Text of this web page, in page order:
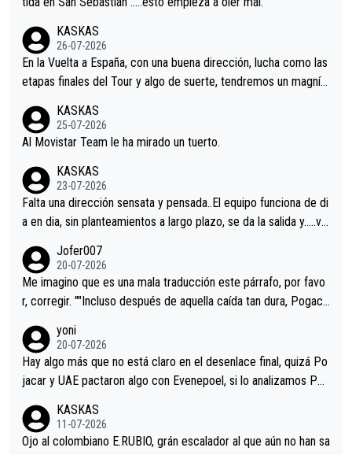
KASKAS
26-07-2026
En la Vuelta a España, con una buena dirección, lucha como las
etapas finales del Tour y algo de suerte, tendremos un magnífi
KASKAS
25-07-2026
Al Movistar Team le ha mirado un tuerto.
KASKAS
23-07-2026
Falta una dirección sensata y pensada..El equipo funciona de di
a en dia, sin planteamientos a largo plazo, se da la salida y…..ve
Minguez, Velez etc etc.Me da pena vivir estos momentos tan
tristes sin victorias.
Jofer007
20-07-2026
Me imagino que es una mala traducción este párrafo, por favo
r, corregir. ""Incluso después de aquella caída tan dura, Pogaca
permaneció pegado a su rueda. Parecía increíble la forma en l
a que era capaz de controlar el miedo", recordó."
yoni
20-07-2026
Hay algo más que no está claro en el desenlace final, quizá Po
jacar y UAE pactaron algo con Evenepoel, si lo analizamos Poj
i sin pedalear, luego está el saludo con Evenepoel dándose la
mano de una manera muy fraternal, más allá de los típicos toqu
KASKAS
11-07-2026
Ojo al colombiano E.RUBIO, grán escalador al que aún no han sa